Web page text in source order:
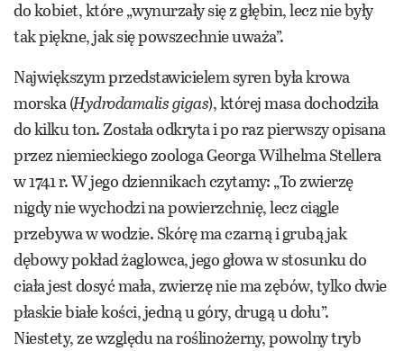
do kobiet, które „wynurzały się z głębin, lecz nie były
tak piękne, jak się powszechnie uważa”.
Największym przedstawicielem syren była krowa
morska (Hydrodamalis gigas), której masa dochodziła
do kilku ton. Została odkryta i po raz pierwszy opisana
przez niemieckiego zoologa Georga Wilhelma Stellera
w 1741 r. W jego dziennikach czytamy: „To zwierzę
nigdy nie wychodzi na powierzchnię, lecz ciągle
przebywa w wodzie. Skórę ma czarną i grubą jak
dębowy pokład żaglowca, jego głowa w stosunku do
ciała jest dosyć mała, zwierzę nie ma zębów, tylko dwie
płaskie białe kości, jedną u góry, drugą u dołu”.
Niestety, ze względu na roślinożerny, powolny tryb